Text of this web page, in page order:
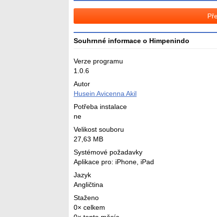
Souhrnné informace o Himpenindo
Verze programu
1.0.6
Autor
Husein Avicenna Akil
Potřeba instalace
ne
Velikost souboru
27,63 MB
Systémové požadavky
Aplikace pro: iPhone, iPad
Jazyk
Angličtina
Staženo
0× celkem